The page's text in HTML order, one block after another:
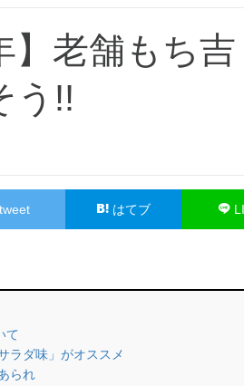
】老舗もち
う!!
tweet はてブ
て
ラダ味」がオススメ
られ